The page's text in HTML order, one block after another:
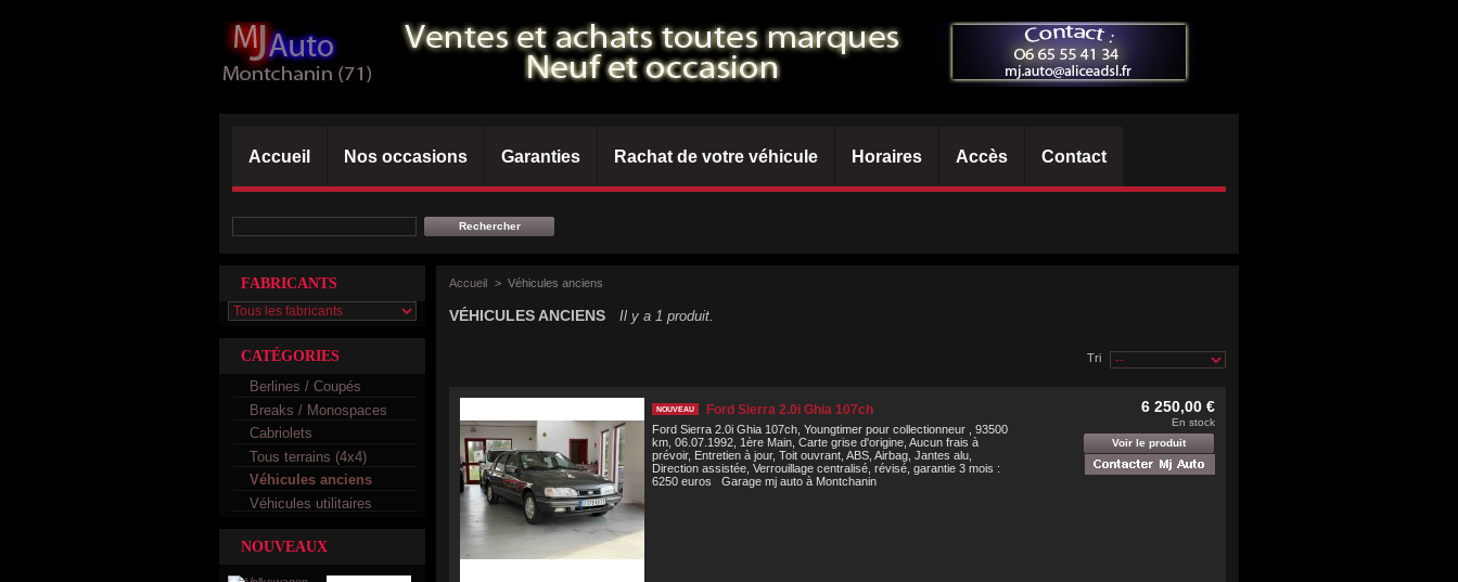
Accueil Nos occasions Garanties Rachat de votre véhicule Horaires Accès Contact
FABRICANTS
CATÉGORIES
Berlines / Coupés
Breaks / Monospaces
Cabriolets
Tous terrains (4x4)
Véhicules anciens
Véhicules utilitaires
NOUVEAUX
Accueil > Véhicules anciens
VÉHICULES ANCIENS Il y a 1 produit.
Tri
NOUVEAU Ford Sierra 2.0i Ghia 107ch
Ford Sierra 2.0i Ghia 107ch, Youngtimer pour collectionneur , 93500
km, 06.07.1992, 1ère Main, Carte grise d'origine, Aucun frais à
prévoir, Entretien à jour, Toit ouvrant, ABS, Airbag, Jantes alu,
Direction assistée, Verrouillage centralisé, révisé, garantie 3 mois :
6250 euros Garage mj auto à Montchanin
6 250,00 €
En stock
Voir le produit